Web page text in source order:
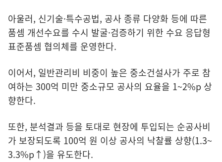
아울러, 신기술·특수공법, 공사 종류 다양화 등에 따른
품셈 개선수요를 수시 발굴·검증하기 위한 수요 응답형
표준품셈 협의체를 운영한다.
이어서, 일반관리비 비중이 높은 중소건설사가 주로 참
여하는 300억 미만 중소규모 공사의 요율을 1~2%p 상
향한다.
또한, 분석결과 등을 토대로 현장에 투입되는 순공사비
가 보장되도록 100억 원 이상 공사의 낙찰률 상향(1.3~
3.3%p↑)을 유도한다.